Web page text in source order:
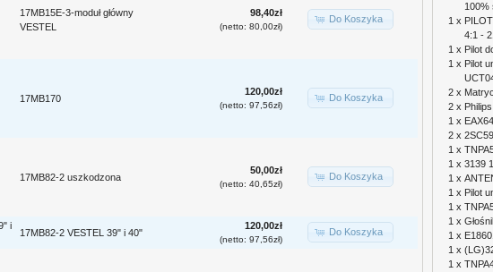
17MB15E-3-moduł główny
VESTEL
98,40zł
(netto: 80,00zł)
Do Koszyka
17MB170
120,00zł
(netto: 97,56zł)
Do Koszyka
17MB82-2 uszkodzona
50,00zł
(netto: 40,65zł)
Do Koszyka
17MB82-2 VESTEL 39" i 40"
120,00zł
(netto: 97,56zł)
Do Koszyka
100%
1 x
4:1 -
1 x Pilot
1 x Pilot
2 x
2 x
1 x
2 x
1 x
1 x 3139
1 x
1 x Pilot
1 x
1 x
1 x
1 x
1 x